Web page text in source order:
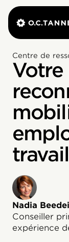
Centre de
Nadia
Conseiller
expérience